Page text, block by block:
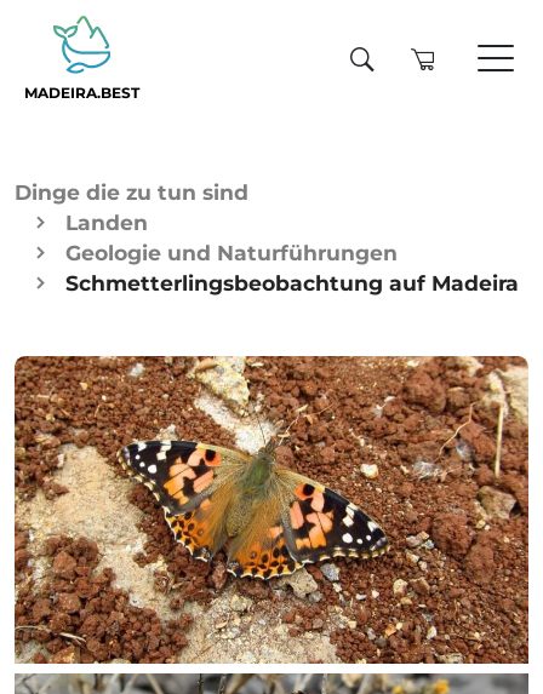
MADEIRA.BEST
Dinge die zu tun sind
Landen
Geologie und Naturführungen
Schmetterlingsbeobachtung auf Madeira